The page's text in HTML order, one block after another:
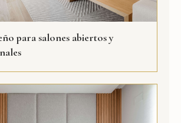
para salones abiertos y